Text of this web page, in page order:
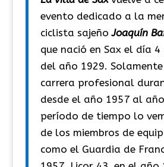
evento dedicado a la
ciclista sajeñoJoaquín
que nació en Sax el día 4
del año 1929. Solamente
carrera profesional
desde el año 1957 al
período de tiempo lo
de los miembros de
como el Guardia de